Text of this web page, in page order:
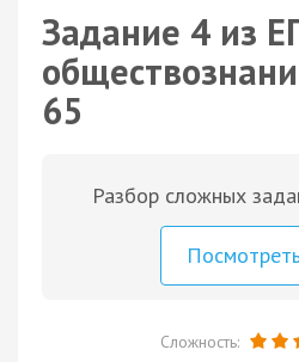
Задание 4 из
65
Разбор сложных
Сложность: